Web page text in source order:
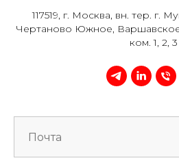
117519, г. Москва, вн. тер. г.
Чертаново Южное,
ком. 1, 2, 3